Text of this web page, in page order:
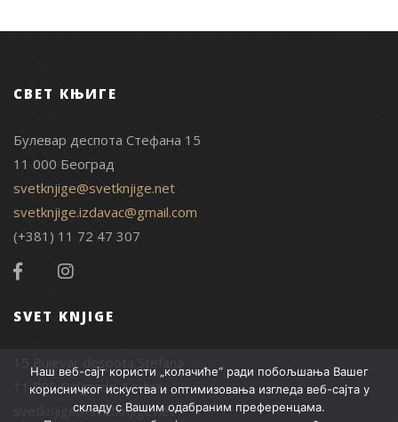
СВЕТ КЊИГЕ
Булевар деспота Стефана 15
11 000 Београд
svetknjige@svetknjige.net
svetknjige.izdavac@gmail.com
(+381) 11 72 47 307
SVET KNJIGE
15 Bulevar despota Stefana
11 000 Belgrade, Serbia
svetknjige@svetknjige.net
Наш веб-сајт користи „колачиће“ ради побољшања Вашег
корисничког искуства и оптимизовања изгледа веб-сајта у
складу с Вашим одабраним преференцама.